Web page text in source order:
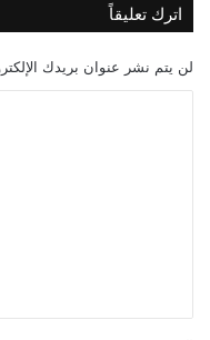
اترك تعليقاً
لن يتم نشر عنوان بريدك